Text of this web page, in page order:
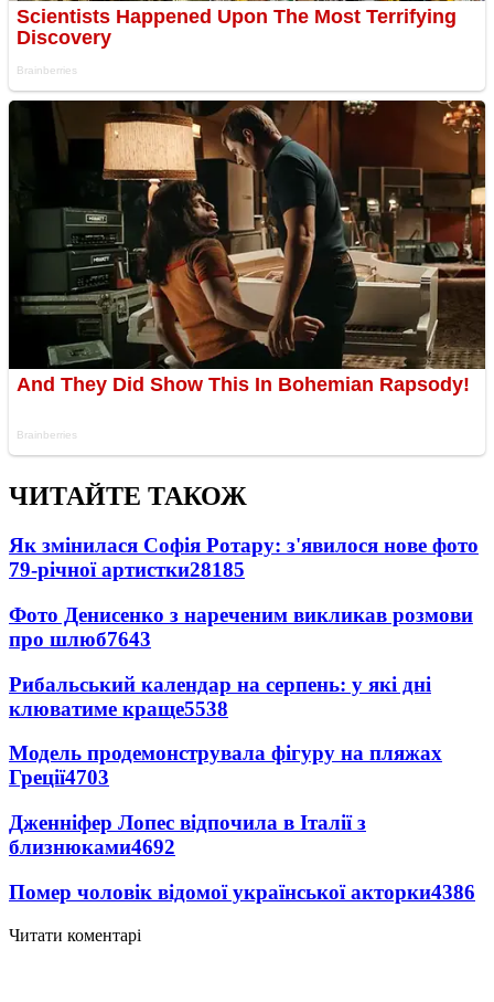
ЧИТАЙТЕ ТАКОЖ
Як змінилася Софія Ротару: з'явилося нове фото
79-річної артистки28185
Фото Денисенко з нареченим викликав розмови
про шлюб7643
Рибальський календар на серпень: у які дні
клюватиме краще5538
Модель продемонструвала фігуру на пляжах
Греції4703
Дженніфер Лопес відпочила в Італії з
близнюками4692
Помер чоловік відомої української акторки4386
Читати коментарі